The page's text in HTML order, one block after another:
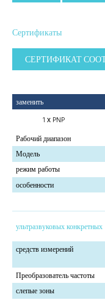
Сертификаты
СЕРТИФИКАТ
заменить
1 х PNP
Рабочий диапазон
Модель
режим работы
особенности
ультразвуковых конкретных
средств измерений
Преобразователь частоты
слепые зоны